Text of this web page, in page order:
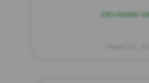
DEVAMINI